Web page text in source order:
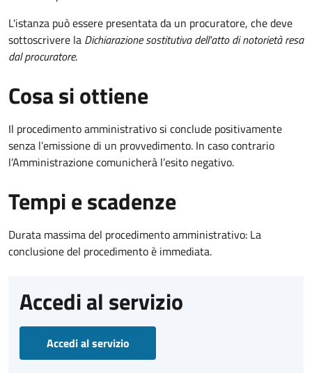
L'istanza può essere presentata da un procuratore, che deve
sottoscrivere la Dichiarazione sostitutiva dell'atto di notorietà resa
dal procuratore.
Cosa si ottiene
Il procedimento amministrativo si conclude positivamente
senza l’emissione di un provvedimento. In caso contrario
l’Amministrazione comunicherà l’esito negativo.
Tempi e scadenze
Durata massima del procedimento amministrativo: La
conclusione del procedimento è immediata.
Accedi al servizio
Accedi al servizio